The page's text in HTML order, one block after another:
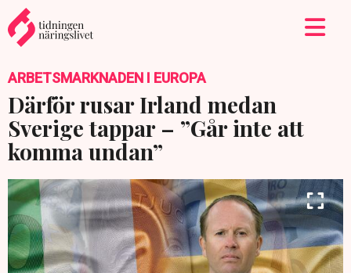
ARBETSMARKNADEN I EUROPA
Därför rusar Irland medan
Sverige tappar – ”Går inte att
komma undan”